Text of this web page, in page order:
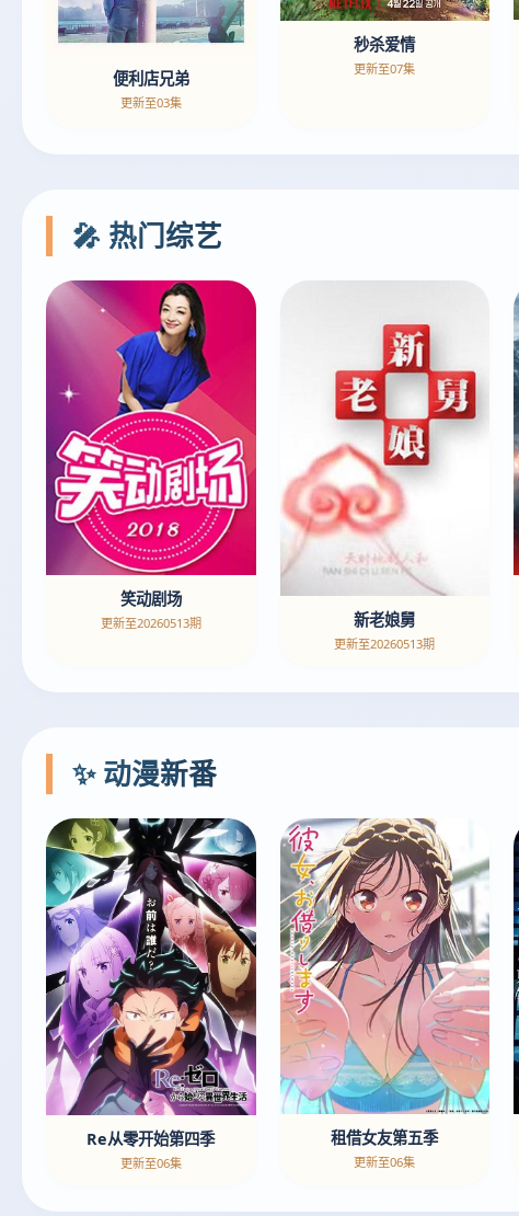
便利店兄弟
更新至03集
秒杀爱情
更新至07集
🎤 热门综艺
笑动剧场
更新至20260513期 新老娘舅
更新至20260513期
✨ 动漫新番
Re从零开始第四季
更新至06集
租借女友第五季
更新至06集